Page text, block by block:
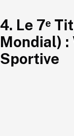
4. Le 7ᵉ
Mondial) :
Sportive